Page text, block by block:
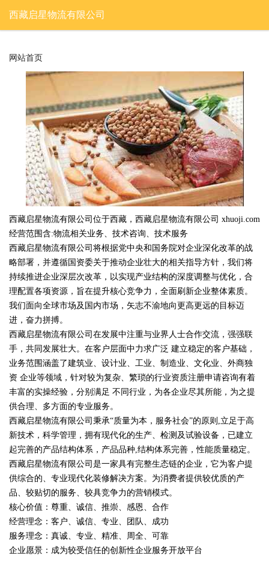
西藏启星物流有限公司
网站首页
西藏启星物流有限公司位于西藏，西藏启星物流有限公司 xhuoji.com
经营范围含:物流相关业务、技术咨询、技术服务
西藏启星物流有限公司将根据党中央和国务院对企业深化改革的战
略部署，并遵循国资委关于推动企业壮大的相关指导方针，我们将
持续推进企业深层次改革，以实现产业结构的深度调整与优化，合
理配置各项资源，旨在提升核心竞争力，全面刷新企业整体素质。
我们面向全球市场及国内市场，矢志不渝地向更高更远的目标迈
进，奋力拼搏。
西藏启星物流有限公司在发展中注重与业界人士合作交流，强强联
手，共同发展壮大。在客户层面中力求广泛 建立稳定的客户基础，
业务范围涵盖了建筑业、设计业、工业、制造业、文化业、外商独
资 企业等领域，针对较为复杂、繁琐的行业资质注册申请咨询有着
丰富的实操经验，分别满足 不同行业，为各企业尽其所能，为之提
供合理、多方面的专业服务。
西藏启星物流有限公司秉承“质量为本，服务社会”的原则,立足于高
新技术，科学管理，拥有现代化的生产、检测及试验设备，已建立
起完善的产品结构体系，产品品种,结构体系完善，性能质量稳定。
西藏启星物流有限公司是一家具有完整生态链的企业，它为客户提
供综合的、专业现代化装修解决方案。为消费者提供较优质的产
品、较贴切的服务、较具竞争力的营销模式。
核心价值：尊重、诚信、推崇、感恩、合作
经营理念：客户、诚信、专业、团队、成功
服务理念：真诚、专业、精准、周全、可靠
企业愿景：成为较受信任的创新性企业服务开放平台